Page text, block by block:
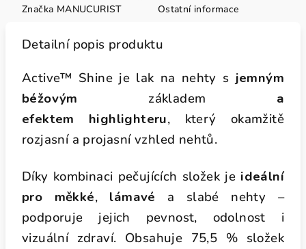
Značka MANUCURIST Ostatní informace
Detailní popis produktu
Active™ Shine je lak na nehty s jemným
béžovým základem a
efektem highlighteru, který okamžitě
rozjasní a projasní vzhled nehtů.
Díky kombinaci pečujících složek je ideální
pro měkké, lámavé a slabé nehty –
podporuje jejich pevnost, odolnost i
vizuální zdraví. Obsahuje 75,5 % složek